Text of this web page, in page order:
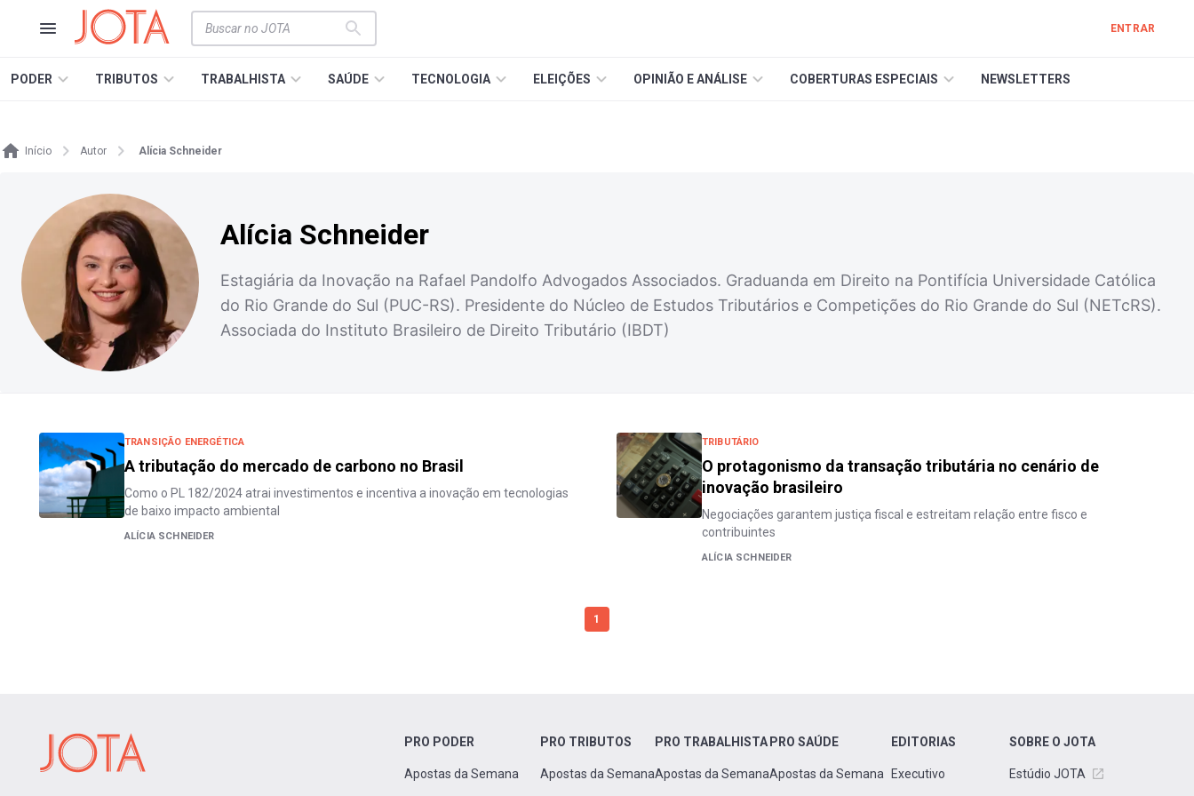
ENTRAR
PODER TRIBUTOS TRABALHISTA SAÚDE TECNOLOGIA ELEIÇÕES OPINIÃO E ANÁLISE COBERTURAS ESPECIAIS NEWSLETTERS
Início Autor Alícia Schneider
Alícia Schneider
Estagiária da Inovação na Rafael Pandolfo Advogados Associados. Graduanda em Direito na Pontifícia Universidade Católica
do Rio Grande do Sul (PUC-RS). Presidente do Núcleo de Estudos Tributários e Competições do Rio Grande do Sul (NETcRS).
Associada do Instituto Brasileiro de Direito Tributário (IBDT)
TRANSIÇÃO ENERGÉTICA
A tributação do mercado de carbono no Brasil
Como o PL 182/2024 atrai investimentos e incentiva a inovação em tecnologias
de baixo impacto ambiental
ALÍCIA SCHNEIDER
TRIBUTÁRIO
O protagonismo da transação tributária no cenário de
inovação brasileiro
Negociações garantem justiça fiscal e estreitam relação entre fisco e
contribuintes
ALÍCIA SCHNEIDER
1
PRO PODER
Apostas da Semana
PRO TRIBUTOS
Apostas da Semana
PRO TRABALHISTA
Apostas da Semana
PRO SAÚDE
Apostas da Semana
EDITORIAS
Executivo
SOBRE O JOTA
Estúdio JOTA